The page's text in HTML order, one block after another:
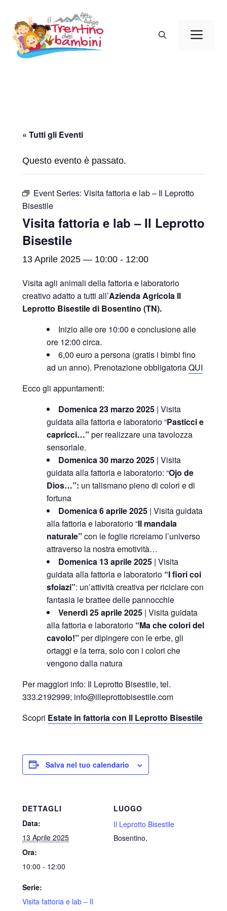
contenuto
« Tutti gli Eventi
Questo evento è passato.
Event Series: Visita fattoria e lab – Il Leprotto
Bisestile
Visita fattoria e lab – Il Leprotto
Bisestile
13 Aprile 2025 — 10:00 - 12:00
Visita agli animali della fattoria e laboratorio
creativo adatto a tutti all’Azienda Agricola Il
Leprotto Bisestile di Bosentino (TN).
Inizio alle ore 10:00 e conclusione alle
ore 12:00 circa.
6,00 euro a persona (gratis i bimbi fino
ad un anno). Prenotazione obbligatoriaQUI
Ecco gli appuntamenti:
Domenica 23 marzo 2025 | Visita
guidata alla fattoria e laboratorio “Pasticci e
capricci…” per realizzare una tavolozza
sensoriale.
Domenica 30 marzo 2025 | Visita
guidata alla fattoria e laboratorio: “Ojo de
Dios…”: un talismano pieno di colori e di
fortuna
Domenica 6 aprile 2025 | Visita guidata
alla fattoria e laboratorio “Il mandala
naturale” con le foglie ricreiamo l’universo
attraverso la nostra emotività…
Domenica 13 aprile 2025 | Visita
guidata alla fattoria e laboratorio “I fiori coi
sfoiazi”: un’attività creativa per riciclare con
fantasia le brattee delle pannocchie
Venerdì 25 aprile 2025 | Visita guidata
alla fattoria e laboratorio “Ma che colori del
cavolo!” per dipingere con le erbe, gli
ortaggi e la terra, solo con i colori che
vengono dalla natura
Per maggiori info: Il Leprotto Bisestile, tel.
333.2192999; info@illeprottobisestile.com
Scopri Estate in fattoria con Il Leprotto Bisestile
Salva nel tuo calendario
DETTAGLI
Data:
13 Aprile 2025
Ora:
10:00 - 12:00
Serie:
Visita fattoria e lab – Il
LUOGO
Il Leprotto Bisestile
Bosentino,